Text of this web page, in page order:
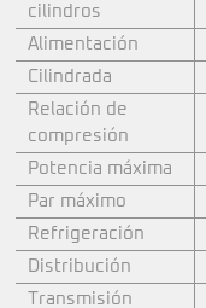
cilindros
Alimentación
Cilindrada
Relación de
compresión
Potencia máxima
Par máximo
Refrigeración
Distribución
Transmisión